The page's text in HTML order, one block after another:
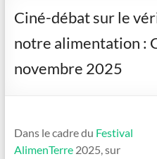
Ciné-débat sur le
notre alimentation :
novembre 2025
Dans le cadre du Festival
AlimenTerre2025, sur